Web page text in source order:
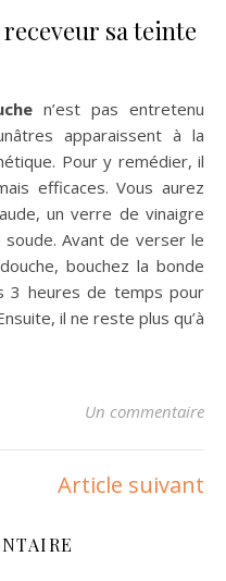
sa teinte
n’est pas entretenu
apparaissent à la
Pour y remédier, il
efficaces. Vous aurez
un verre de vinaigre
soude. Avant de verser le
bouchez la bonde
3 heures de temps pour
il ne reste plus qu’à
Un commentaire
Article suivant